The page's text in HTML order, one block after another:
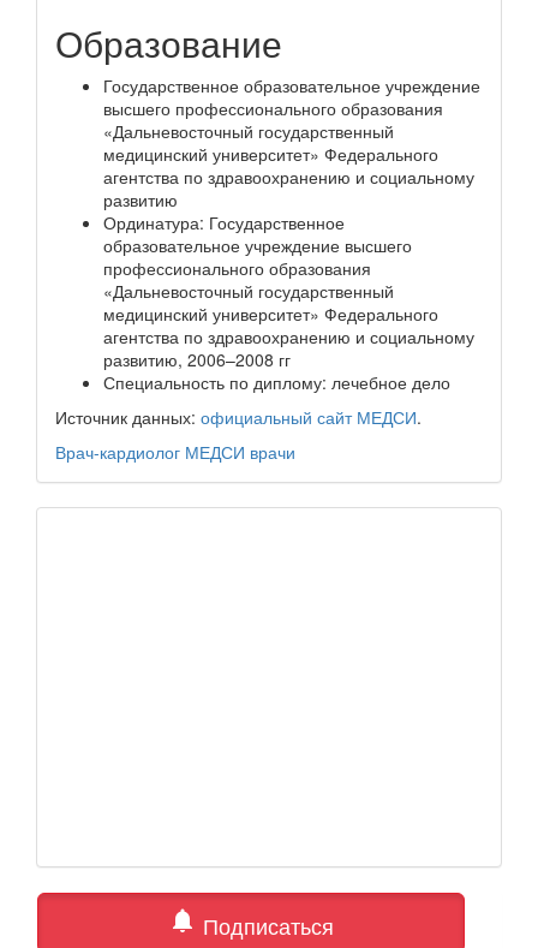
Образование
Государственное образовательное учреждение
высшего профессионального образования
«Дальневосточный государственный
медицинский университет» Федерального
агентства по здравоохранению и социальному
развитию
Ординатура: Государственное
образовательное учреждение высшего
профессионального образования
«Дальневосточный государственный
медицинский университет» Федерального
агентства по здравоохранению и социальному
развитию, 2006–2008 гг
Специальность по диплому: лечебное дело
Источник данных: официальный сайт МЕДСИ.
Врач-кардиолог МЕДСИ врачи
notifications Подписаться